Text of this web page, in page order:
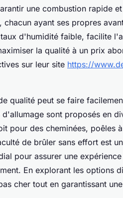
une combustion rapide
ayant ses propres
d'humidité faible, facilite
la qualité à un prix
sur leur site https://
qualité peut se faire
sont proposés en
pour des cheminées, poêles
de brûler sans effort est
pour assurer une
En explorant les options
cher tout en garantissant